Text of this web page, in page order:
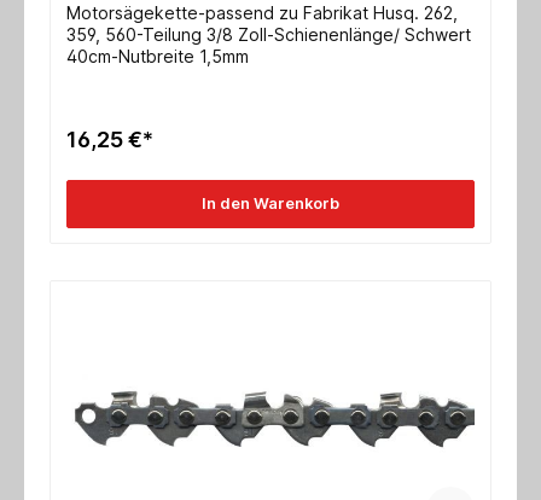
Motorsägekette-passend zu Fabrikat Husq. 262,
359, 560-Teilung 3/8 Zoll-Schienenlänge/ Schwert
40cm-Nutbreite 1,5mm
16,25 €*
In den Warenkorb